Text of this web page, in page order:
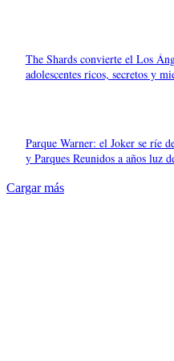
The Shards convierte el Los
adolescentes ricos, secretos y
Parque Warner: el Joker se ríe
y Parques Reunidos a años luz
Cargar más